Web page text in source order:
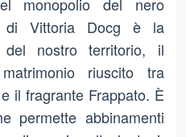
monopolio del nero
di Vittoria Docg è la
del nostro territorio, il
riuscito tra
il fragrante Frappato. È
permette abbinamenti